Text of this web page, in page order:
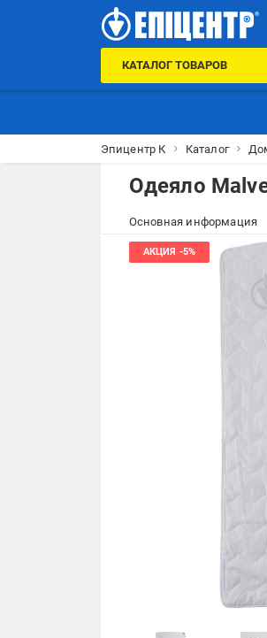
КАТАЛОГ ТОВАРОВ
Эпицентр К Каталог
Одеяло
Основная информация